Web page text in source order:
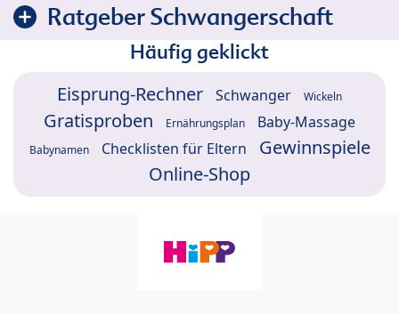
Ratgeber Schwangerschaft
Häufig geklickt
Eisprung-Rechner Schwanger Wickeln
Gratisproben Ernährungsplan Baby-Massage
Babynamen Checklisten für Eltern
Gewinnspiele
Online-Shop